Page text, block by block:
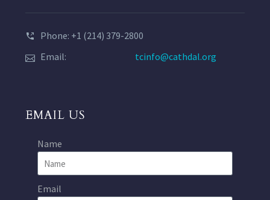
Phone: +1 (214) 379-2800
Email:
tcinfo@cathdal.org
EMAIL US
Name
Email